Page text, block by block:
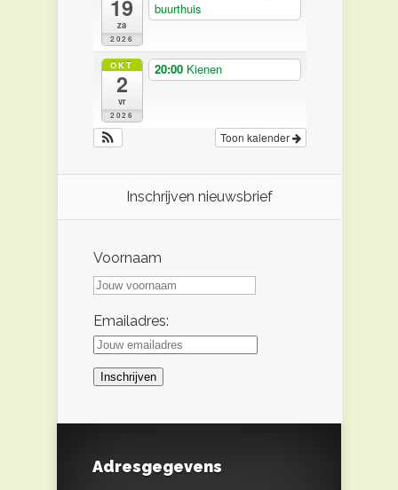
19
za
2026
buurthuis
OKT
2
vr
2026
20:00 Kienen
Toon kalender
Inschrijven nieuwsbrief
Voornaam
Emailadres:
Adresgegevens